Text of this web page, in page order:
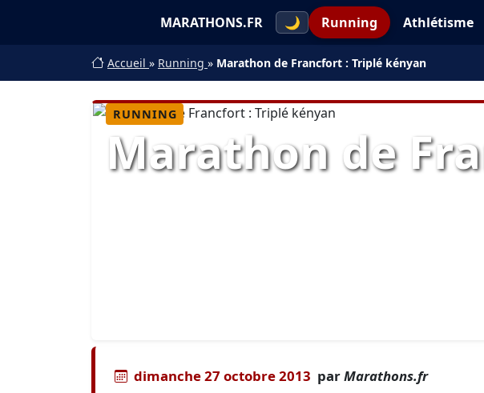
MARATHONS.FR 🌙 Running Athlétisme
Accueil » Running » Marathon de Francfort : Triplé kényan
RUNNING
Marathon de
dimanche 27 octobre 2013 parMarathons.fr